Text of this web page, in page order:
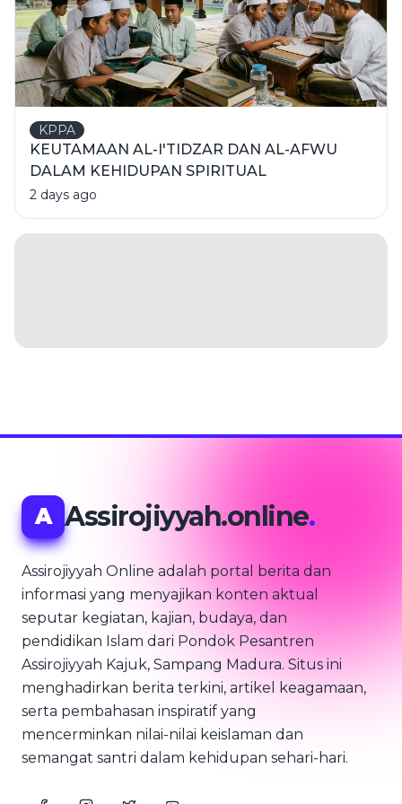
KPPA
KEUTAMAAN AL-I'TIDZAR DAN AL-AFWU
DALAM KEHIDUPAN SPIRITUAL
2 days ago
A Assirojiyyah.online.
Assirojiyyah Online adalah portal berita dan
informasi yang menyajikan konten aktual
seputar kegiatan, kajian, budaya, dan
pendidikan Islam dari Pondok Pesantren
Assirojiyyah Kajuk, Sampang Madura. Situs ini
menghadirkan berita terkini, artikel keagamaan,
serta pembahasan inspiratif yang
mencerminkan nilai-nilai keislaman dan
semangat santri dalam kehidupan sehari-hari.